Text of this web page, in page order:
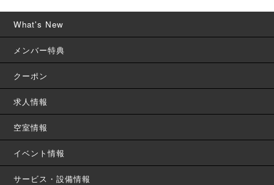
What's New
メンバー特典
クーポン
求人情報
空室情報
イベント情報
サービス・設備情報